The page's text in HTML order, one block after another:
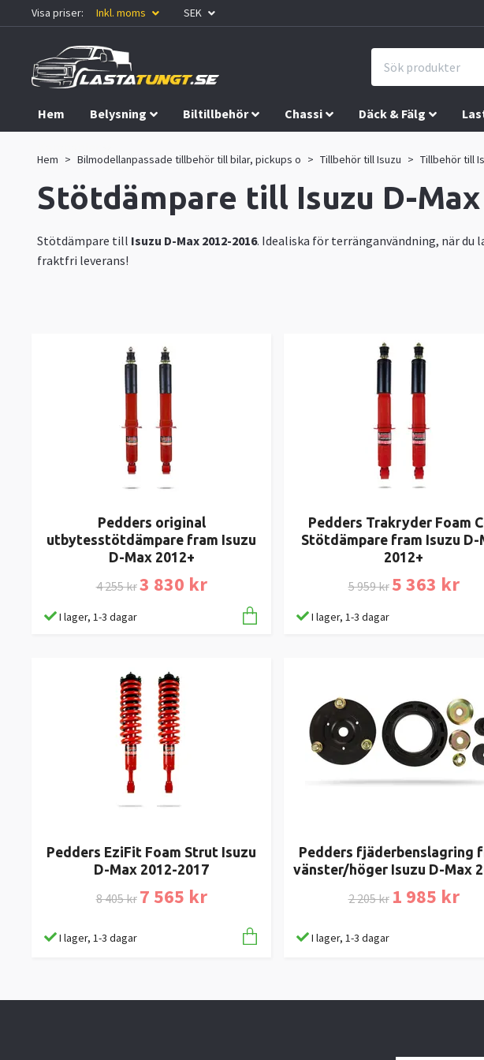
Visa priser: Inkl. moms SEK
Hem Belysning Biltillbehör Chassi Däck & Fälg
Hem Bilmodellanpassade tillbehör till bilar, pickups o Tillbehör till Isuzu Tillbehör till
Stötdämpare till Isuzu D-Max
Stötdämpare till Isuzu D-Max 2012-2016. Idealiska för terränganvändning, när
fraktfri leverans!
Pedders original
utbytesstötdämpare fram Isuzu
D-Max 2012+
4 255 kr3 830 kr
I lager, 1-3 dagar
Pedders Trakryder Foam
Stötdämpare fram Isuzu D-
2012+
5 959 kr 5 363 kr
I lager, 1-3 dagar
Pedders EziFit Foam Strut Isuzu
D-Max 2012-2017
8 405 kr 7 565 kr
I lager, 1-3 dagar
Pedders fjäderbenslagring
vänster/höger Isuzu D-Max
2 205 kr 1 985 kr
I lager, 1-3 dagar